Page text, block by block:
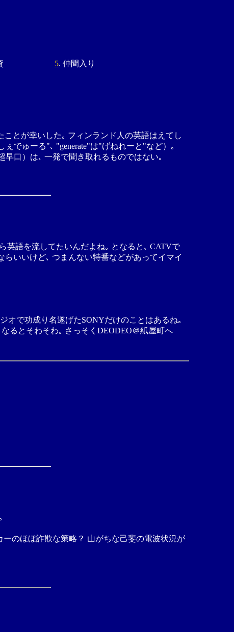
5. 仲間入り
とが幸いした｡ フィンランド人の英語はえてし
でゅーる"､ "generate"は"げねれーと"など）｡
口）は､ 一発で聞き取れるものではない｡
英語を流してたいんだよね｡ となると､ CATVで
いいけど､ つまんない特番などがあってイマイ
オで功成り名遂げたSONYだけのことはあるね｡
るとそわそわ｡ さっそくDEODEO＠紙屋町へ
のほぼ詐欺な策略？ 山がちな己斐の電波状況が